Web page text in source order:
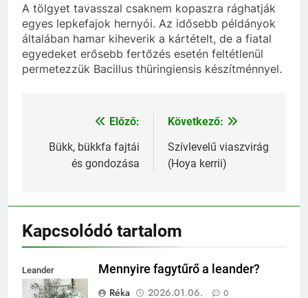
A tölgyet tavasszal csaknem kopaszra rághatják
egyes lepkefajok hernyói. Az idősebb példányok
általában hamar kiheverik a kártételt, de a fiatal
egyedeket erősebb fertőzés esetén feltétlenül
permetezzük Bacillus thüringiensis készítménnyel.
Bejegyzés
navigáció
Előző:
Bükk, bükkfa fajtái
és gondozása
Következő:
Szívlevelű viaszvirág
(Hoya kerrii)
Kapcsolódó tartalom
Leander
fagytűrése
Mennyire fagytűrő a leander?
Réka
2026.01.06. 0